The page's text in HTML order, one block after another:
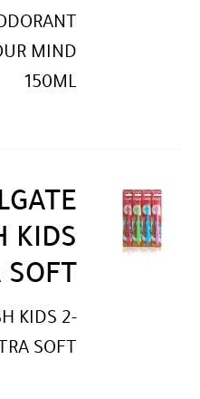
MIND
150ML
KIDS
KIDS 2-
SOFT